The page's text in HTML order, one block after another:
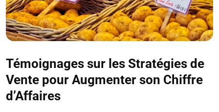
Témoignages sur les Stratégies de
Vente pour Augmenter son Chiffre
d’Affaires